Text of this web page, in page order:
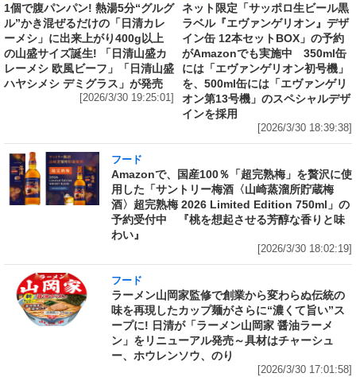
1個で腹パンパン! 熱湯5分“グルグ
ル”かき混ぜるだけの「日清カレ
ーメシ」に出来上がり400g以上
の山盛サイズ誕生! 「日清山盛カ
レーメシ 欧風ビーフ」「日清山盛
ハヤシメシ デミグラス」が発売
[2026/3/30 19:25:01]
ネット限定「サッポロ生ビール黒
ラベル『エヴァンゲリオン』デザ
イン缶 12本セットBOX」の予約
がAmazonでも実施中 350ml缶
には「エヴァンゲリオン初号機」
を、500ml缶には「エヴァンゲリ
オン第13号機」のスペシャルデザ
インを採用
[2026/3/30 18:39:38]
フード
Amazonで、国産100％「超完熟梅」を贅沢に使
用した「サントリー梅酒〈山崎蒸溜所貯蔵梅
酒〉超完熟梅 2026 Limited Edition 750ml」の
予約受付中 『桃を想起させる芳醇な香りと味
わい』
[2026/3/30 18:02:19]
フード
ラーメン山岡家監修で創業から変わらぬ伝統の
味を再現したカップ麺がさらに“濃くて旨い”ス
ープに! 日清が「ラーメン山岡家 醤油ラーメ
ン」をリニューアル発売～具材はチャーシュ
ー、ホウレンソウ、のり
[2026/3/30 17:01:58]